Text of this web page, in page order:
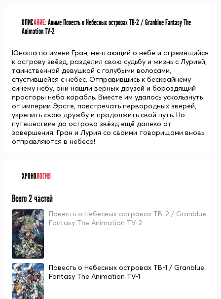
ОПИСАНИЕ:Аниме Повесть о Небесных островах ТВ-2 / Granblue Fantasy The
Animation TV-2
Юноша по имени Гран, мечтающий о небе и стремящийся
к острову звёзд, разделил свою судьбу и жизнь с Лурией,
таинственной девушкой с голубыми волосами,
спустившейся с небес. Отправившись к бескрайнему
синему небу, они нашли верных друзей и бороздящий
просторы неба корабль. Вместе им удалось ускользнуть
от империи Эрсте, повстречать первородных зверей,
укрепить свою дружбу и продолжить свой путь. Но
путешествие до острова звёзд ещё далеко от
завершения: Гран и Лурия со своими товарищами вновь
отправляются в небеса!
ХРОНОЛОГИЯ
Всего 2 частей
Повесть о Небесных островах ТВ-2 / Granblue
Fantasy The Animation TV-2
Повесть о Небесных островах ТВ-1 / Granblue
Fantasy The Animation TV-1